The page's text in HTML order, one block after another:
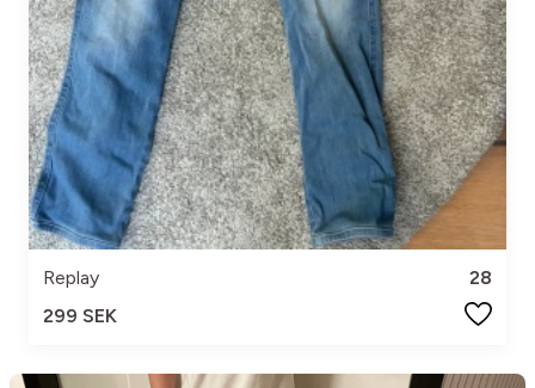
Replay
28
299 SEK